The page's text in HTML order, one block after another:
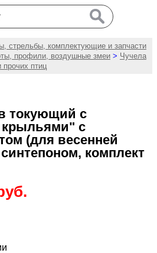
стрельбы, комплектующие и запчасти
профили, воздушные змеи > Чучела
прочих птиц
токующий с
с
(для весенней
комплект